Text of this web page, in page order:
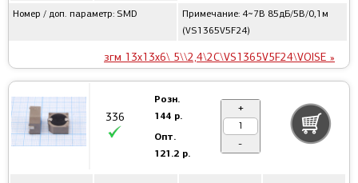
Номер / доп. параметр: SMD
Примечание: 4~7В 85дБ/5В/0,1м
(VS1365V5F24)
згм 13x13x6\ 5\\2,4\2C\VS1365V5F24\VOISE »
336
Розн.
144 р.
Опт.
121.2 р.
+
-